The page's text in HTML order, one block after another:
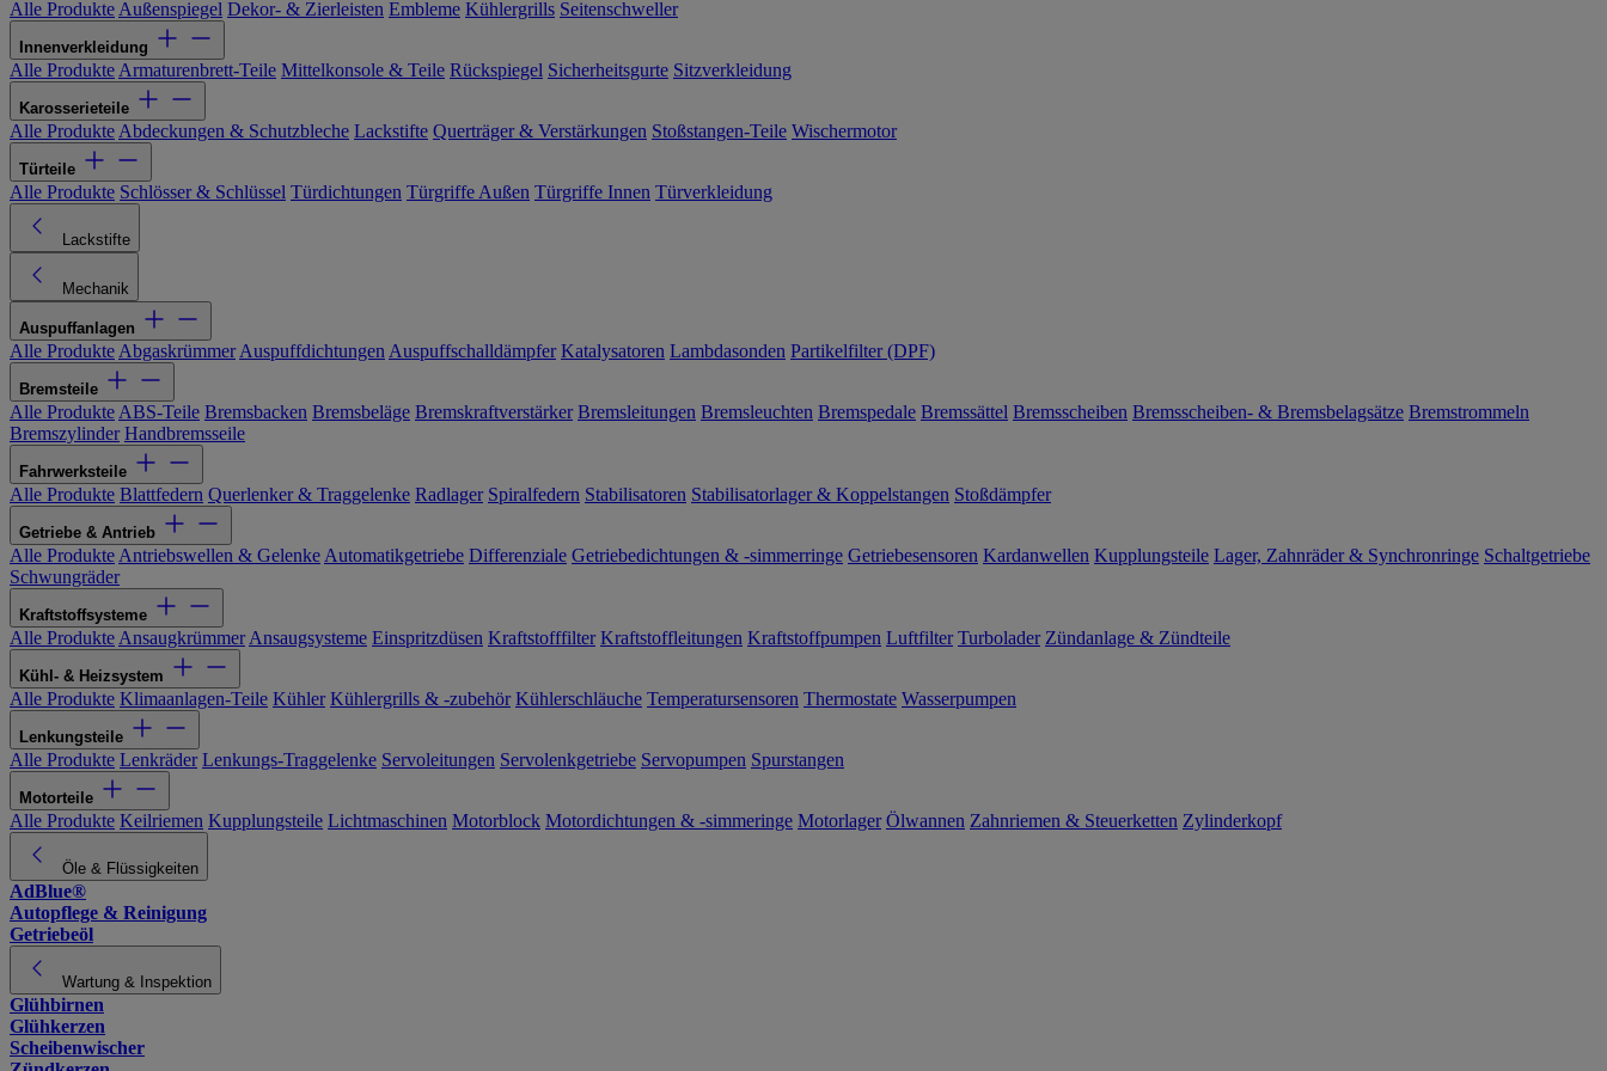
Alle Produkte Außenspiegel Dekor- & Zierleisten Embleme Kühlergrills Seitenschweller
Innenverkleidung
Alle Produkte Armaturenbrett-Teile Mittelkonsole & Teile Rückspiegel Sicherheitsgurte Sitzverkleidung
Karosserieteile
Alle Produkte Abdeckungen & Schutzbleche Lackstifte Querträger & Verstärkungen Stoßstangen-Teile Wischermotor
Türteile
Alle Produkte Schlösser & Schlüssel Türdichtungen Türgriffe Außen Türgriffe Innen Türverkleidung
Lackstifte
Mechanik
Auspuffanlagen
Alle Produkte Abgaskrümmer Auspuffdichtungen Auspuffschalldämpfer Katalysatoren Lambdasonden Partikelfilter (DPF)
Bremsteile
Alle Produkte ABS-Teile Bremsbacken Bremsbeläge Bremskraftverstärker Bremsleitungen Bremsleuchten Bremspedale Bremssättel Bremsscheiben Bremsscheiben- & Bremsbelagsätze Bremstrommeln
Bremszylinder Handbremsseile
Fahrwerksteile
Alle Produkte Blattfedern Querlenker & Traggelenke Radlager Spiralfedern Stabilisatoren Stabilisatorlager & Koppelstangen Stoßdämpfer
Getriebe & Antrieb
Alle Produkte Antriebswellen & Gelenke Automatikgetriebe Differenziale Getriebedichtungen & -simmerringe Getriebesensoren Kardanwellen Kupplungsteile Lager, Zahnräder & Synchronringe Schaltgetriebe
Schwungräder
Kraftstoffsysteme
Alle Produkte Ansaugkrümmer Ansaugsysteme Einspritzdüsen Kraftstofffilter Kraftstoffleitungen Kraftstoffpumpen Luftfilter Turbolader Zündanlage & Zündteile
Kühl- & Heizsystem
Alle Produkte Klimaanlagen-Teile Kühler Kühlergrills & -zubehör Kühlerschläuche Temperatursensoren Thermostate Wasserpumpen
Lenkungsteile
Alle Produkte Lenkräder Lenkungs-Traggelenke Servoleitungen Servolenkgetriebe Servopumpen Spurstangen
Motorteile
Alle Produkte Keilriemen Kupplungsteile Lichtmaschinen Motorblock Motordichtungen & -simmeringe Motorlager Ölwannen Zahnriemen & Steuerketten Zylinderkopf
Öle & Flüssigkeiten
AdBlue®
Autopflege & Reinigung
Getriebeöl
Wartung & Inspektion
Glühbirnen
Glühkerzen
Scheibenwischer